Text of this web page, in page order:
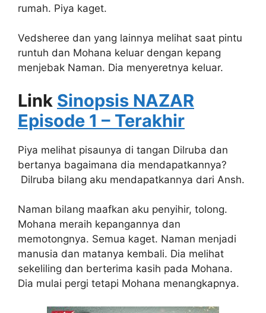
rumah. Piya kaget.
Vedsheree dan yang lainnya melihat saat pintu
runtuh dan Mohana keluar dengan kepang
menjebak Naman. Dia menyeretnya keluar.
Link Sinopsis NAZAR
Episode 1 – Terakhir
Piya melihat pisaunya di tangan Dilruba dan
bertanya bagaimana dia mendapatkannya?
Dilruba bilang aku mendapatkannya dari Ansh.
Naman bilang maafkan aku penyihir, tolong.
Mohana meraih kepangannya dan
memotongnya. Semua kaget. Naman menjadi
manusia dan matanya kembali. Dia melihat
sekeliling dan berterima kasih pada Mohana.
Dia mulai pergi tetapi Mohana menangkapnya.